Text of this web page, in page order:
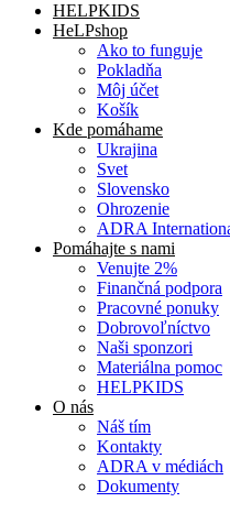
HELPKIDS
HeLPshop
Ako to funguje
Pokladňa
Môj účet
Košík
Kde pomáhame
Ukrajina
Svet
Slovensko
Ohrozenie
ADRA
Pomáhajte s nami
Venujte 2%
Finančná podpora
Pracovné ponuky
Dobrovoľníctvo
Naši sponzori
Materiálna pomoc
HELPKIDS
O nás
Náš tím
Kontakty
ADRA v médiách
Dokumenty